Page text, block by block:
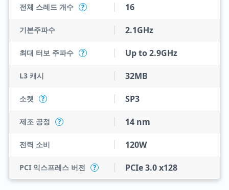
전체 스레드 개수 ? 16
기본주파수 2.1GHz
최대 터보 주파수 ? Up to 2.9GHz
L3 캐시 32MB
소켓 ? SP3
제조 공정 ? 14 nm
전력 소비 120W
PCI 익스프레스 버전 ? PCIe 3.0 x128